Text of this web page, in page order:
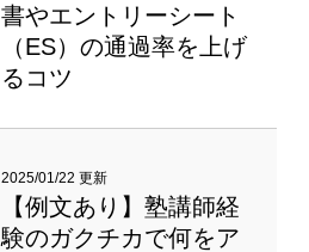
書やエントリーシート
（ES）の通過率を上げ
るコツ
2025/01/22 更新
【例文あり】塾講師経
験のガクチカで何をア